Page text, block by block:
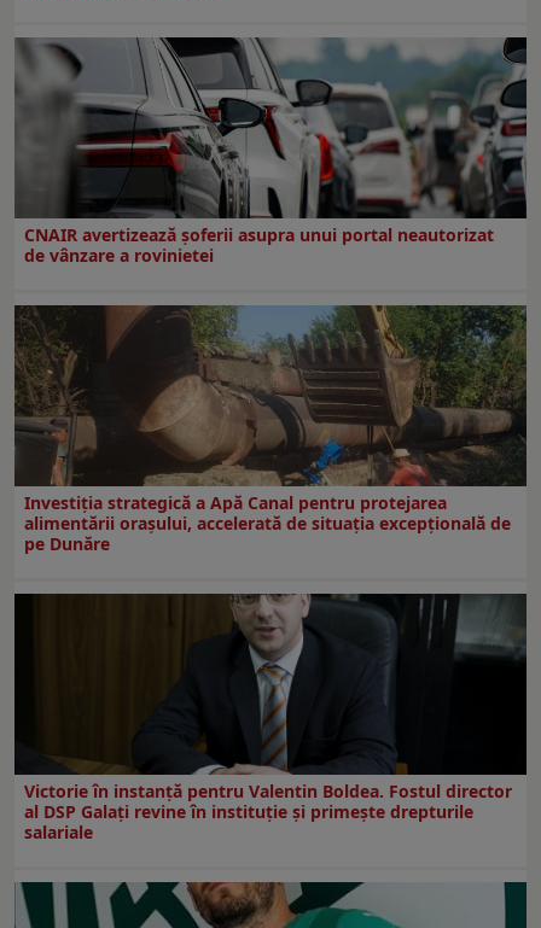
CNAIR avertizează șoferii asupra unui portal neautorizat
de vânzare a rovinietei
Investiția strategică a Apă Canal pentru protejarea
alimentării orașului, accelerată de situația excepțională de
pe Dunăre
Victorie în instanță pentru Valentin Boldea. Fostul director
al DSP Galați revine în instituție și primește drepturile
salariale